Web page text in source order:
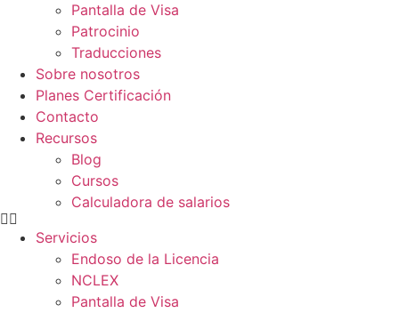
Pantalla de Visa
Patrocinio
Traducciones
Sobre nosotros
Planes Certificación
Contacto
Recursos
Blog
Cursos
Calculadora de salarios
Servicios
Endoso de la Licencia
NCLEX
Pantalla de Visa